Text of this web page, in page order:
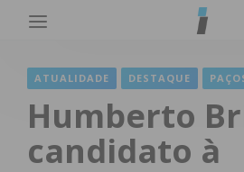
ATUALIDADE DESTAQUE
Humberto
candidato à